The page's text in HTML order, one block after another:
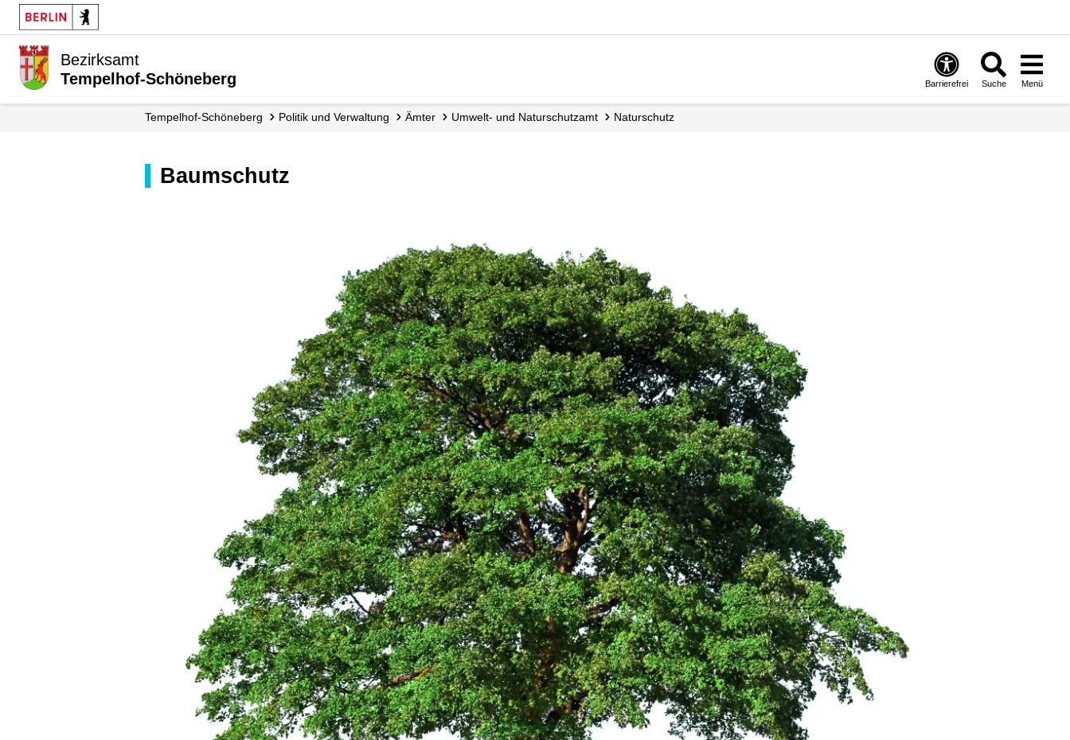
Bezirksamt
Tempelhof-Schöneberg
Barrierefrei Suche Menü
Tempelhof-Schöneberg Politik und Verwaltung Ämter Umwelt- und Naturschutzamt Naturschutz
Baumschutz